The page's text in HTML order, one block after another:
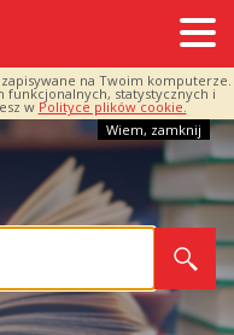
na Twoim komputerze.
funkcjonalnych, statystycznych i
w Polityce plików cookie.
Wiem, zamknij